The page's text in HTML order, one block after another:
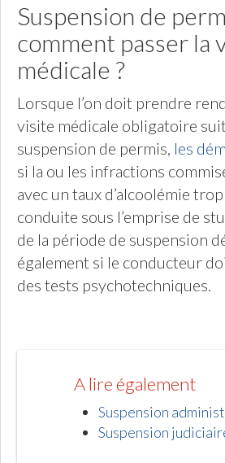
Suspension de
comment passer la
médicale ?
Lorsque l’on doit prendre
visite médicale obligatoire
suspension de permis, les
si la ou les infractions
avec un taux d’alcoolémie
conduite sous l’emprise de
de la période de suspension
également si le conducteur
des tests psychotechniques.
A lire également
Suspension
Suspension